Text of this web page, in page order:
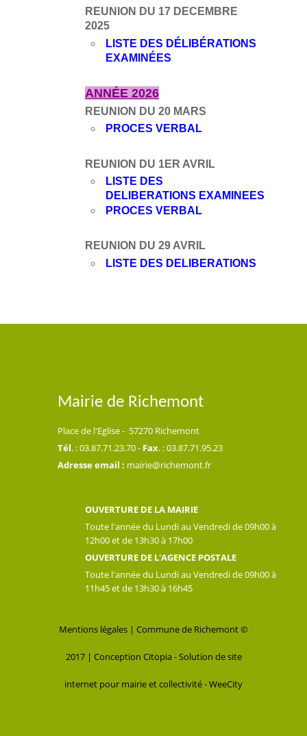
REUNION DU 17 DECEMBRE
2025
LISTE DES DÉLIBÉRATIONS
EXAMINÉES
ANNÉE 2026
REUNION DU 20 MARS
PROCES VERBAL
REUNION DU 1ER AVRIL
LISTE DES
DELIBERATIONS EXAMINEES
PROCES VERBAL
REUNION DU 29 AVRIL
LISTE DES DELIBERATIONS
Mairie de Richemont
Place de l'Eglise - 57270 Richemont
Tél. : 03.87.71.23.70 - Fax. : 03.87.71.95.23
Adresse email : mairie@richemont.fr
OUVERTURE DE LA MAIRIE
Toute l'année du Lundi au Vendredi de 09h00 à
12h00 et de 13h30 à 17h00
OUVERTURE DE L'AGENCE POSTALE
Toute l'année du Lundi au Vendredi de 09h00 à
11h45 et de 13h30 à 16h45
Mentions légales | Commune de Richemont ©
2017 | Conception Citopia-Solution de site
internet pour mairie et collectivité - WeeCity